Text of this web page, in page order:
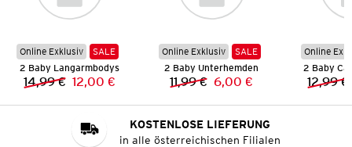
Online Exklusiv
SALE
2 Baby Langarmbodys
Vorheriger Preis:
14,99 € Neuer Preis:
12,00 €
Online Exklusiv
SALE
2 Baby Unterhemden
Vorheriger Preis:
11,99 € Neuer Preis:
6,00 €
Online
2 Baby
12,99 €
KOSTENLOSE LIEFERUNG
in alle österreichischen Filialen